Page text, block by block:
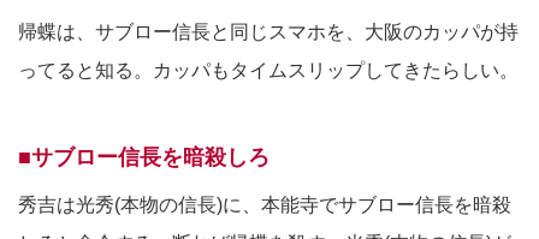
帰蝶は、サブロー信長と同じスマホを、大阪のカッパが持
ってると知る。カッパもタイムスリップしてきたらしい。
■サブロー信長を暗殺しろ
秀吉は光秀(本物の信長)に、本能寺でサブロー信長を暗殺